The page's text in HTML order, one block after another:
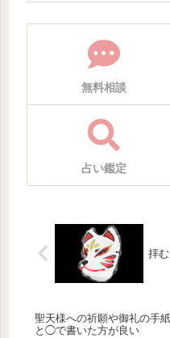
無料相談
占い鑑定
拝
聖天様への祈願や御礼の
と◯で書いた方が良い